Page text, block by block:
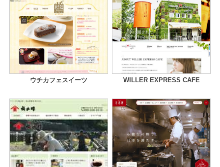
ウチカフェスイーツ WILLER EXPRESS CAFE